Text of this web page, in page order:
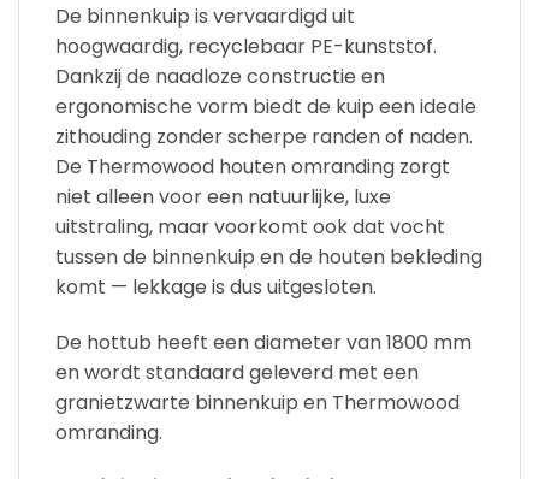
De binnenkuip is vervaardigd uit
hoogwaardig, recyclebaar PE-kunststof.
Dankzij de naadloze constructie en
ergonomische vorm biedt de kuip een ideale
zithouding zonder scherpe randen of naden.
De Thermowood houten omranding zorgt
niet alleen voor een natuurlijke, luxe
uitstraling, maar voorkomt ook dat vocht
tussen de binnenkuip en de houten bekleding
komt — lekkage is dus uitgesloten.
De hottub heeft een diameter van 1800 mm
en wordt standaard geleverd met een
granietzwarte binnenkuip en Thermowood
omranding.